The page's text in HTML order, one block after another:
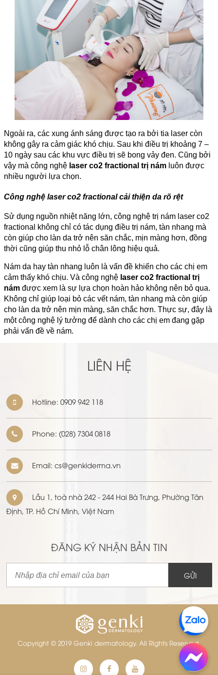
Ngoài ra, các xung ánh sáng được tạo ra bởi tia laser còn
không gây ra cảm giác khó chịu. Sau khi điều trị khoảng 7 –
10 ngày sau các khu vực điều trị sẽ bong vảy đen. Cũng bởi
vậy mà công nghệ laser co2 fractional trị nám luôn được
nhiều người lựa chọn.
Công nghệ laser co2 fractional cải thiện da rõ rệt
Sử dụng nguồn nhiệt năng lớn, công nghệ trị nám laser co2
fractional không chỉ có tác dụng điều trị nám, tàn nhang mà
còn giúp cho làn da trở nên săn chắc, mịn màng hơn, đồng
thời cũng giúp thu nhỏ lỗ chân lông hiệu quả.
Nám da hay tàn nhang luôn là vấn đề khiến cho các chị em
cảm thấy khó chịu. Và công nghệ laser co2 fractional trị
nám được xem là sự lựa chọn hoàn hảo không nên bỏ qua.
Không chỉ giúp loại bỏ các vết nám, tàn nhang mà còn giúp
cho làn da trở nên mịn màng, săn chắc hơn. Thực sự, đây là
một công nghệ lý tưởng để dành cho các chị em đang gặp
phải vấn đề về nám.
LIÊN HỆ
Hotline: 0909 942 118
Phone: (028) 7304 0818
Email: cs@genkiderma.vn
Lầu 1, toà nhà 242 - 244 Hai Bà Trưng, Phường Tân
Định, TP. Hồ Chí Minh, Việt Nam
ĐĂNG KÝ NHẬN BẢN TIN
GỬI
Copyright © 2019 Genki dermatology. All Rights Reserved.